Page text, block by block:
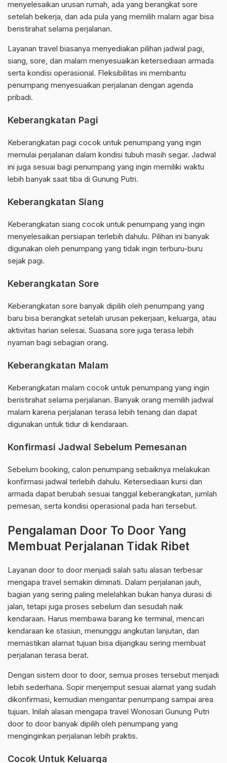
menyelesaikan urusan rumah, ada yang berangkat sore
setelah bekerja, dan ada pula yang memilih malam agar bisa
beristirahat selama perjalanan.
Layanan travel biasanya menyediakan pilihan jadwal pagi,
siang, sore, dan malam menyesuaikan ketersediaan armada
serta kondisi operasional. Fleksibilitas ini membantu
penumpang menyesuaikan perjalanan dengan agenda
pribadi.
Keberangkatan Pagi
Keberangkatan pagi cocok untuk penumpang yang ingin
memulai perjalanan dalam kondisi tubuh masih segar. Jadwal
ini juga sesuai bagi penumpang yang ingin memiliki waktu
lebih banyak saat tiba di Gunung Putri.
Keberangkatan Siang
Keberangkatan siang cocok untuk penumpang yang ingin
menyelesaikan persiapan terlebih dahulu. Pilihan ini banyak
digunakan oleh penumpang yang tidak ingin terburu-buru
sejak pagi.
Keberangkatan Sore
Keberangkatan sore banyak dipilih oleh penumpang yang
baru bisa berangkat setelah urusan pekerjaan, keluarga, atau
aktivitas harian selesai. Suasana sore juga terasa lebih
nyaman bagi sebagian orang.
Keberangkatan Malam
Keberangkatan malam cocok untuk penumpang yang ingin
beristirahat selama perjalanan. Banyak orang memilih jadwal
malam karena perjalanan terasa lebih tenang dan dapat
digunakan untuk tidur di kendaraan.
Konfirmasi Jadwal Sebelum Pemesanan
Sebelum booking, calon penumpang sebaiknya melakukan
konfirmasi jadwal terlebih dahulu. Ketersediaan kursi dan
armada dapat berubah sesuai tanggal keberangkatan, jumlah
pemesan, serta kondisi operasional pada hari tersebut.
Pengalaman Door To Door Yang
Membuat Perjalanan Tidak Ribet
Layanan door to door menjadi salah satu alasan terbesar
mengapa travel semakin diminati. Dalam perjalanan jauh,
bagian yang sering paling melelahkan bukan hanya durasi di
jalan, tetapi juga proses sebelum dan sesudah naik
kendaraan. Harus membawa barang ke terminal, mencari
kendaraan ke stasiun, menunggu angkutan lanjutan, dan
memastikan alamat tujuan bisa dijangkau sering membuat
perjalanan terasa berat.
Dengan sistem door to door, semua proses tersebut menjadi
lebih sederhana. Sopir menjemput sesuai alamat yang sudah
dikonfirmasi, kemudian mengantar penumpang sampai area
tujuan. Inilah alasan mengapa travel Wonosari Gunung Putri
door to door banyak dipilih oleh penumpang yang
menginginkan perjalanan lebih praktis.
Cocok Untuk Keluarga